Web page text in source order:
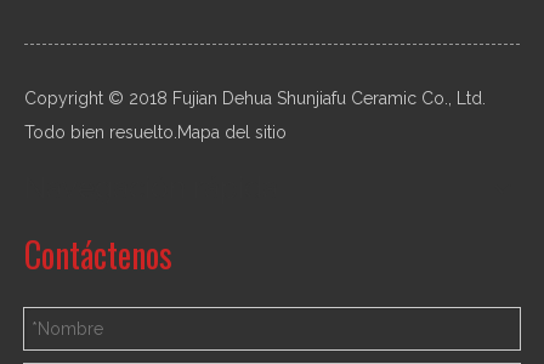
Copyright © 2018 Fujian Dehua Shunjiafu Ceramic Co., Ltd.
Todo bien resuelto. Mapa del sitio
Contáctenos